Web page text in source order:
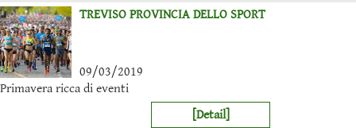
TREVISO PROVINCIA DELLO SPORT
09/03/2019
Primavera ricca di eventi
[Detail]